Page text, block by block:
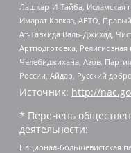
Лашкар-И-Тайба, Исламская
Имарат Кавказ, АБТО,
Ат-Тавхида Валь-Джихад,
Артподготовка,
Челебиджихана, Азов,
России, Айдар, Русский
Источник: http://
* Перечень
деятельности:
Национал-большевистская